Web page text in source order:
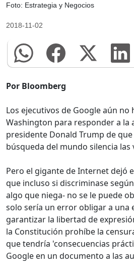
Foto: Estrategia y Negocios
2018-11-02
Por Bloomberg
Los ejecutivos de Google aún no
Washington para responder a la
presidente Donald Trump de
búsqueda del mundo silencia las
Pero el gigante de Internet dejó
que incluso si discriminase
algo que niega- no se le puede
solo sería un error obligar a una
garantizar la libertad de
la Constitución prohíbe la
que tendría 'consecuencias
Google en un documento a las